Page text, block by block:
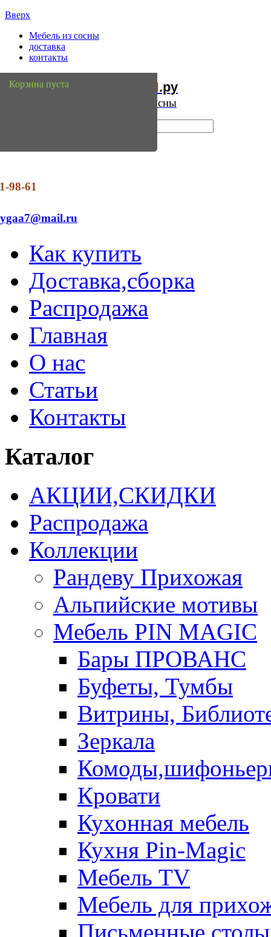
Вверх
Мебель из сосны
доставка
контакты
Мебель Сосны.ру
Интернет магазин мебели из сосны
98-61
Как купить
Доставка,сборка
Распродажа
Главная
О нас
Статьи
Контакты
Корзина пуста
Каталог
АКЦИИ,СКИДКИ
Распродажа
Коллекции
Рандеву Прихожая
Альпийские мотивы
Мебель PIN MAGIС
Бары ПРОВАНС
Буфеты, Тумбы
Витрины,
Зеркала
Кровати
Кухонная мебель
Кухня Pin-Magic
Мебель TV
Мебель для